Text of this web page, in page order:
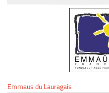
Le marché du mobilier
Emmaus du Lauragais